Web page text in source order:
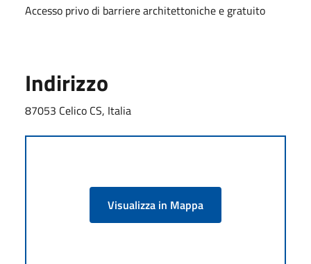
Accesso privo di barriere architettoniche e gratuito
Indirizzo
87053 Celico CS, Italia
Visualizza in Mappa